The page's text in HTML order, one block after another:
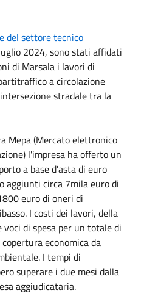
del settore tecnico
2024, sono stati affidati
di Marsala i lavori di
a circolazione
stradale tra la
Mepa (Mercato elettronico
l'impresa ha offerto un
a base d'asta di euro
aggiunti circa 7mila euro di
euro di oneri di
I costi dei lavori, della
di spesa per un totale di
economica da
I tempi di
superare i due mesi dalla
aggiudicataria.